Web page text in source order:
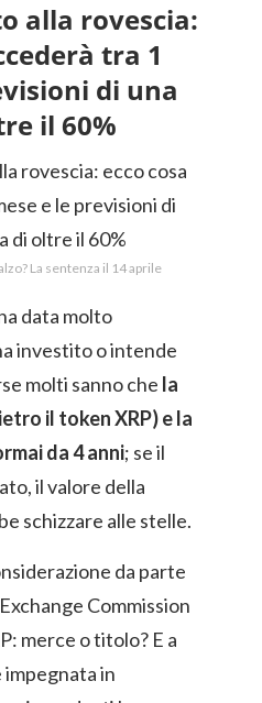
alla rovescia:
tra 1
di una
il 60%
La sentenza il 14 aprile
data molto
investito o intende
molti sanno che la
il token XRP) e la
da 4 anni; se il
il valore della
schizzare alle stelle.
da parte
Commission
merce o titolo? E a
impegnata in